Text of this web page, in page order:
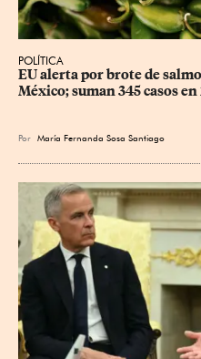
POLÍTICA
EU alerta por brote de
México; suman 345 casos en
Por María Fernanda Sosa Santiago